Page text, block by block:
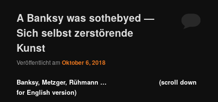
A Banksy was sothebyed —
Sich selbst zerstörende
Kunst
Veröffentlicht amOktober 6, 2018
Banksy, Metzger, Rühmann … (scroll down
for English version)